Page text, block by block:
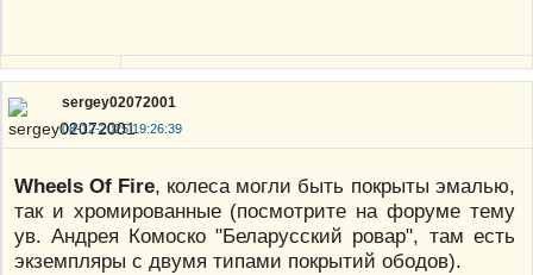
sergey02072001
08-12-2025 19:26:39
Wheels Of Fire, колеса могли быть покрыты эмалью,
так и хромированные (посмотрите на форуме тему
ув. Андрея Комоско "Беларусский ровар", там есть
экземпляры с двумя типами покрытий ободов).